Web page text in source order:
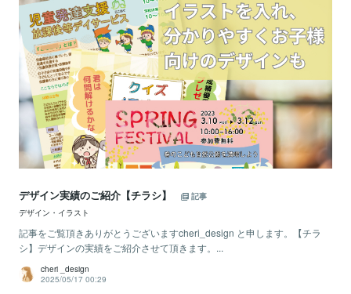
デザイン実績のご紹介【チラシ】
記事
デザイン・イラスト
記事をご覧頂きありがとうございますcheri_design と申します。【チラ
シ】デザインの実績をご紹介させて頂きます。...
cheri _design
2025/05/17 00:29